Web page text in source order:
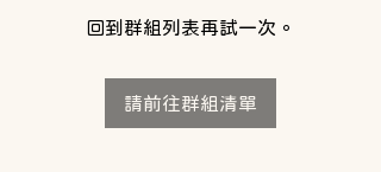
回到群組列表再試一次。
請前往群組清單